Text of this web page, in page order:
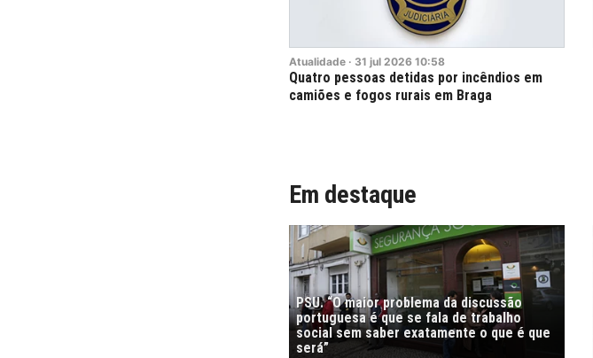
Atualidade · 31 jul 2026 10:58
Quatro pessoas detidas por incêndios em
camiões e fogos rurais em Braga
Em destaque
PSU. “O maior problema da discussão
portuguesa é que se fala de trabalho
social sem saber exatamente o que é que
será”